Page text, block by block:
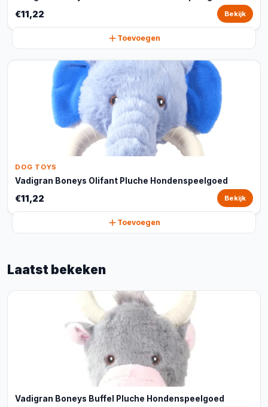
€11,22 Bekijk
Toevoegen
DOG TOYS
Vadigran Boneys Olifant Pluche Hondenspeelgoed
€11,22 Bekijk
Toevoegen
Laatst bekeken
Vadigran Boneys Buffel Pluche Hondenspeelgoed